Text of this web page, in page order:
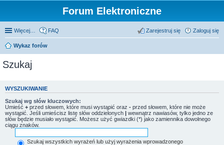
Forum Elektroniczne
Więcej… FAQ Zaloguj się
Zarejestruj się
Wykaz forów
Szukaj
WYSZUKIWANIE
Szukaj wg słów kluczowych:
Umieść + przed słowem, które musi wystąpić oraz - przed słowem, które nie może
wystąpić. Jeśli umieścisz listę słów oddzielonych | wewnątrz nawiasów, tylko jedno ze
słów będzie musiało wystąpić. Możesz użyć gwiazdki (*) jako zamiennika dowolnego
ciągu znaków.
Szukaj wszystkich wyrażeń lub użyj wyrażenia wprowadzonego